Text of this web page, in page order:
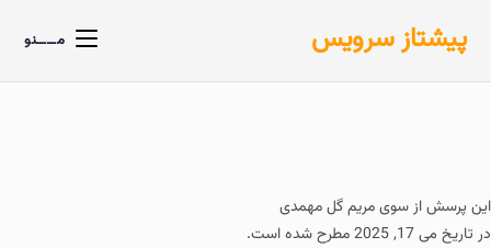
پیشتاز سرویس مــــنو
این پرسش از سویمریم گل مهمدی
در تاریخ می 17, 2025 مطرح شده است.